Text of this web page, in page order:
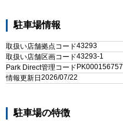
駐車場情報
取扱い店舗拠点コード43293
取扱い店舗区画コード43293-1
Park Direct管理コード PK000156757
情報更新日 2026/07/22
駐車場の特徴